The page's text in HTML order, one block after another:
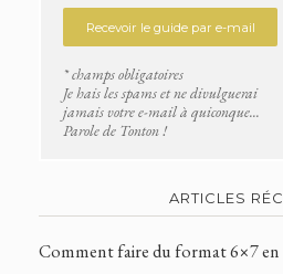
* champs obligatoires
Je hais les spams et ne divulguerai
jamais votre e-mail à quiconque...
Parole de Tonton !
ARTICLES
Comment faire du format 6×7